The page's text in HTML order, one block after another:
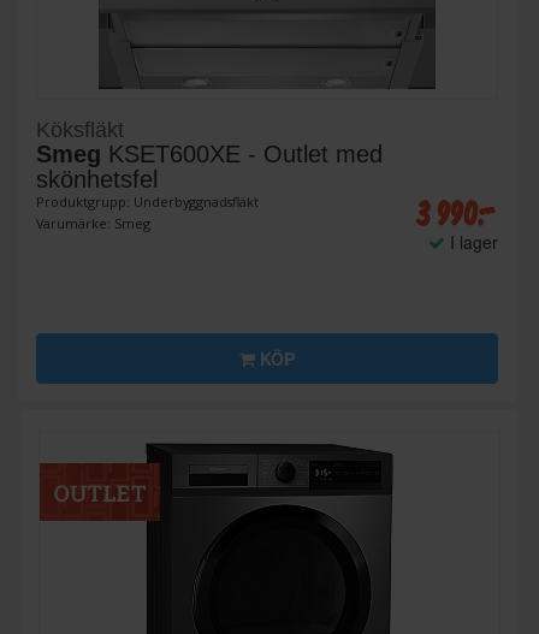
Köksfläkt
Smeg KSET600XE - Outlet med
skönhetsfel
Produktgrupp: Underbyggnadsfläkt
Varumärke: Smeg
3 990:-
I lager
KÖP